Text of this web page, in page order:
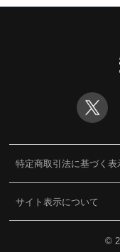
特定商取引法に基づく表
サイト表示について
©